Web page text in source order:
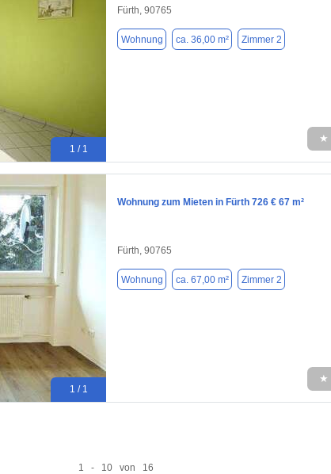
1 / 1
Fürth, 90765
Wohnung ca. 36,00 m² Zimmer 2
★
1 / 1
Wohnung zum Mieten in Fürth 726 € 67 m²
Fürth, 90765
Wohnung ca. 67,00 m² Zimmer 2
★
1 - 10 von 16